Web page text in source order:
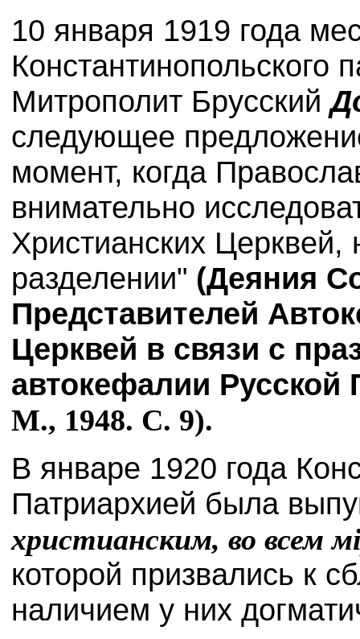
10 января 1919 года
Константинопольского
Митрополит Брусский
следующее
момент, когда
внимательно
Христианских
разделении" (Деяния
Представителей
Церквей в связи с
автокефалии
М., 1948. С. 9).
В январе 1920 года
Патриархией была
христианским, во всем м
которой призвались к
наличием у них